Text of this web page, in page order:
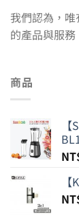
我們認為，
的產品與服務
商品